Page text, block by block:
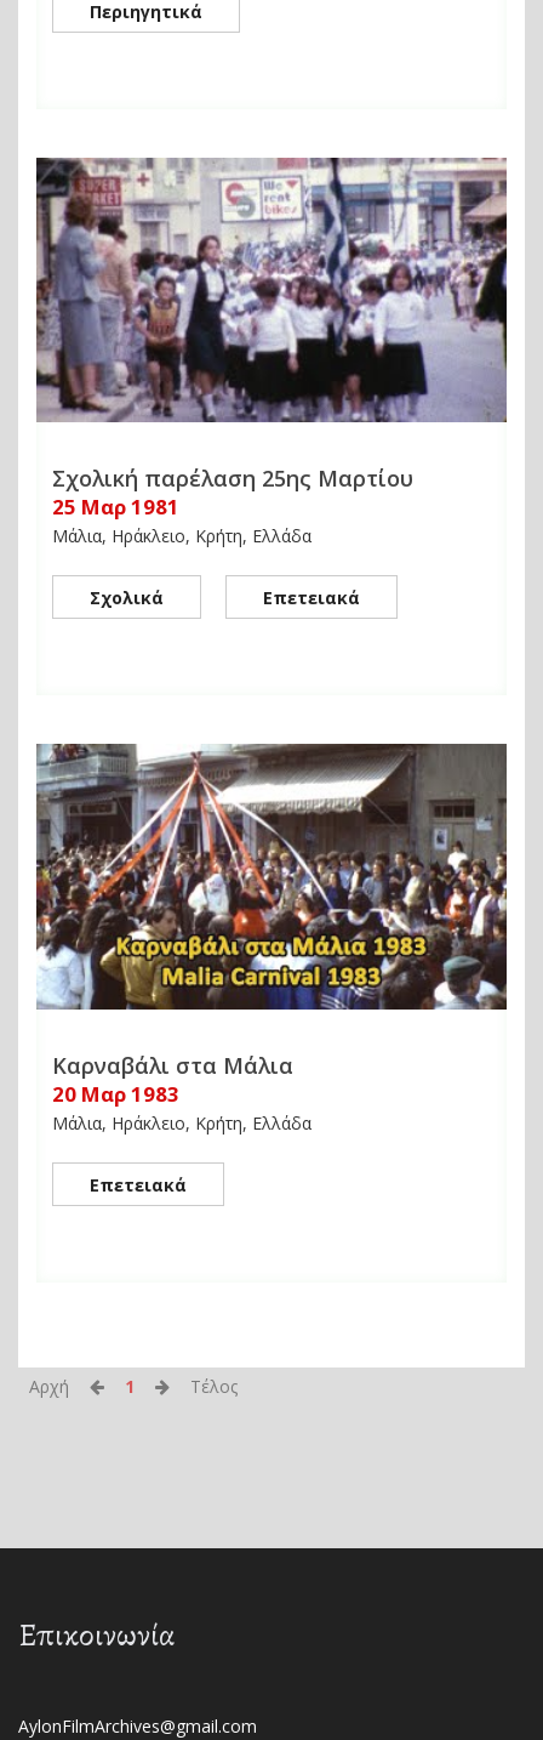
Περιηγητικά
Σχολική παρέλαση 25ης Μαρτίου
25 Μαρ 1981
Μάλια, Ηράκλειο, Κρήτη, Ελλάδα
Σχολικά Επετειακά
Καρναβάλι στα Μάλια
20 Μαρ 1983
Μάλια, Ηράκλειο, Κρήτη, Ελλάδα
Επετειακά
Αρχή 1 Τέλος
Επικοινωνία
AylonFilmArchives@gmail.com